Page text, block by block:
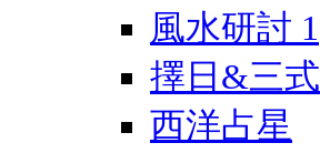
風水研討 1
擇日&三式
西洋占星